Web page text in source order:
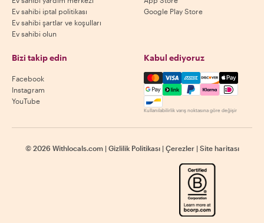
Ev sahibi iptal politikası
Ev sahibi şartlar ve koşulları
Ev sahibi olun
Google Play Store
Bizi takip edin
Facebook
Instagram
YouTube
Kabul ediyoruz
Mastercard, Visa, Amex,
Kullanılabilirlik varış noktasına göre değişir
© 2026 Withlocals.com | Gizlilik Politikası | Çerezler | Site haritası